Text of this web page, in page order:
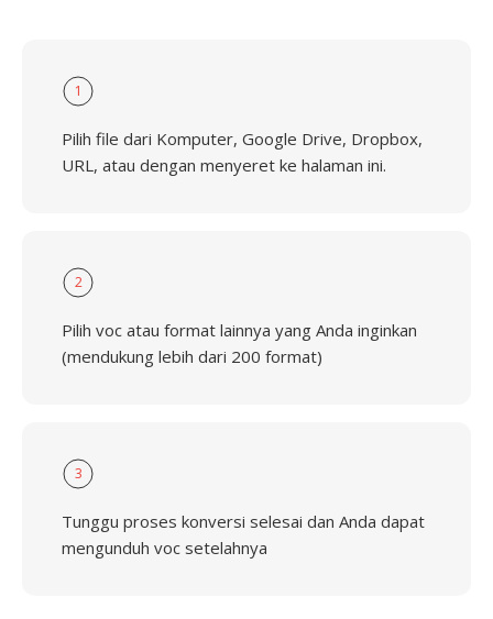
1
Pilih file dari Komputer, Google Drive, Dropbox,
URL, atau dengan menyeret ke halaman ini.
2
Pilih voc atau format lainnya yang Anda inginkan
(mendukung lebih dari 200 format)
3
Tunggu proses konversi selesai dan Anda dapat
mengunduh voc setelahnya